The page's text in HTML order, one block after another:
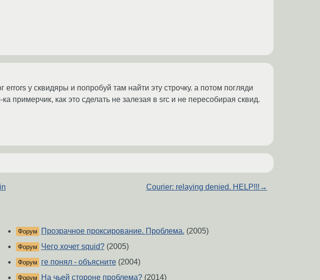
errors у сквидяры и попробуй там найти эту строчку. а потом погляди
примерчик, как это сделать не залезая в src и не пересобирая сквид.
Courier: relaying denied. HELP!!! →
Форум Прозрачное проксирование. Проблема. (2005)
Форум Чего хочет squid?(2005)
Форум ге понял - объясните(2004)
Форум На чьей стороне проблема?(2014)